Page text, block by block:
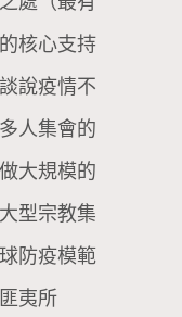
核心支持
說疫情不
人集會的
大規模的
型宗教集
防疫模範
夷所